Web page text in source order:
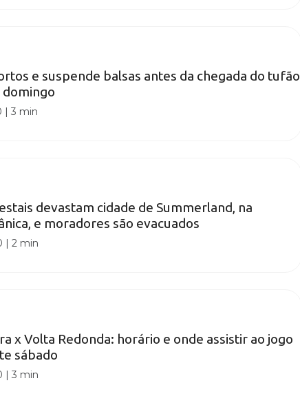
e suspende balsas antes da chegada do tufão
|3 min
devastam cidade de Summerland, na
e moradores são evacuados
|2 min
x Volta Redonda: horário e onde assistir ao jogo
sábado
|3 min